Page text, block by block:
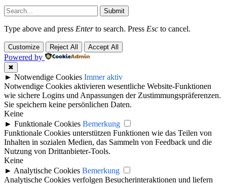
Submit
Type above and press Enterto search. Press Esc to cancel.
Customize Reject All Accept All
Powered by
✖
► Notwendige Cookies Immer aktiv
Notwendige Cookies aktivieren wesentliche Website-Funktionen
wie sichere Logins und Anpassungen der Zustimmungspräferenzen.
Sie speichern keine persönlichen Daten.
Keine
► Funktionale Cookies Bemerkung
Funktionale Cookies unterstützen Funktionen wie das Teilen von
Inhalten in sozialen Medien, das Sammeln von Feedback und die
Nutzung von Drittanbieter-Tools.
Keine
► Analytische Cookies Bemerkung
Analytische Cookies verfolgen Besucherinteraktionen und liefern